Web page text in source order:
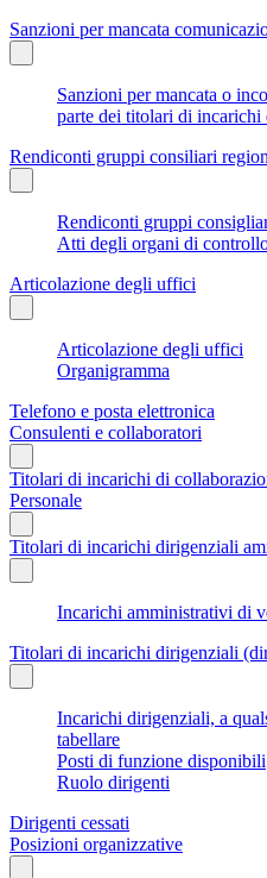
Sanzioni per mancata
Sanzioni per mancata o
parte dei titolari di incarichi
Rendiconti gruppi consiliari
Rendiconti gruppi
Atti degli organi di
Articolazione degli uffici
Articolazione degli uffici
Organigramma
Telefono e posta elettronica
Consulenti e collaboratori
Titolari di incarichi di
Personale
Titolari di incarichi dirigenziali
Incarichi amministrativi di
Titolari di incarichi dirigenziali
Incarichi dirigenziali, a
tabellare
Posti di funzione disponibili
Ruolo dirigenti
Dirigenti cessati
Posizioni organizzative